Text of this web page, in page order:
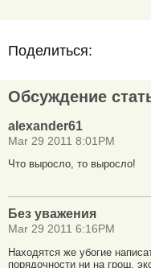
Поделиться:
Обсуждение
alexander61
Mar 29 2011 8:01PM
Что выросло, то выросло!
Без уважения
Mar 29 2011 6:16PM
Находятся же убогие
порядочности ни на грош,